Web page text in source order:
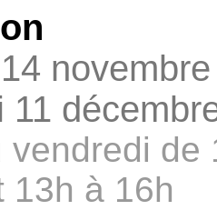
11
vendredi de
13h à 16h